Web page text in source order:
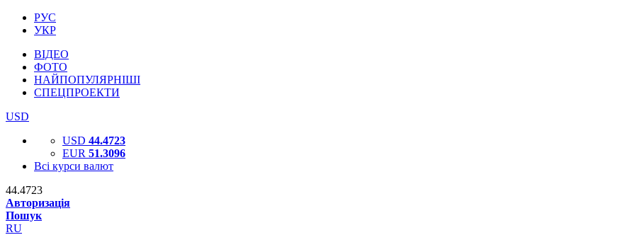
РУС
УКР
ВІДЕО
ФОТО
НАЙПОПУЛЯРНІШІ
СПЕЦПРОЕКТИ
USD
USD 44.4723
EUR 51.3096
Всі курси валют
44.4723
Авторизація
Пошук
RU